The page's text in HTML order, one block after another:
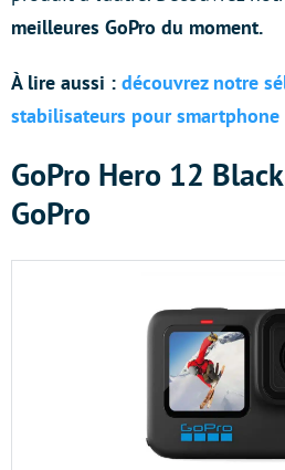
meilleures GoPro du moment.
À lire aussi : découvrez notre
stabilisateurs pour smartphone
GoPro Hero 12
GoPro